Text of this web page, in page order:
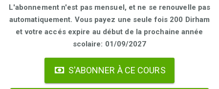
L'abonnement n'est pas mensuel, et ne se renouvelle pas
automatiquement. Vous payez une seule fois 200 Dirham
et votre accés expire au début de la prochaine année
scolaire: 01/09/2027
S'ABONNER À CE COURS